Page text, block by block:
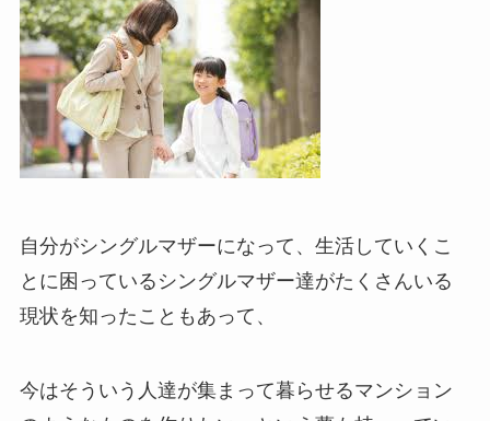
自分がシングルマザーになって、生活していくこ
とに困っているシングルマザー達がたくさんいる
現状を知ったこともあって、
今はそういう人達が集まって暮らせるマンション